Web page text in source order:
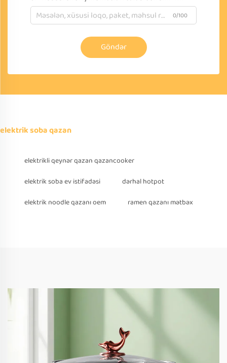
0/100
Göndər
elektrik soba qazan
elektrikli qeynər qazan qazancooker
elektrik soba ev istifadəsi
dərhal hotpot
elektrik noodle qazanı oem
ramen qazanı mətbəx